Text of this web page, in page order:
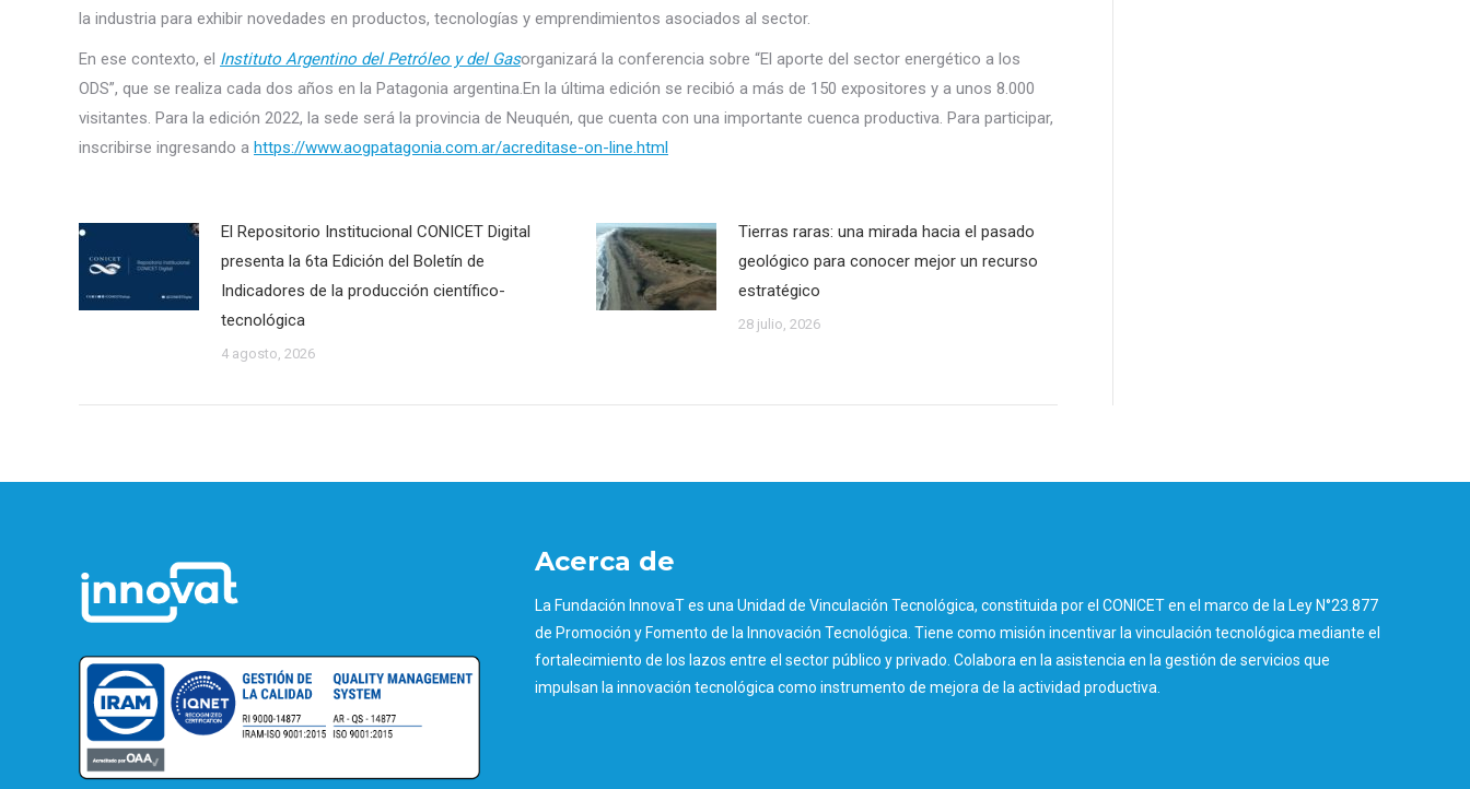
la industria para exhibir novedades en productos, tecnologías y emprendimientos asociados al sector.
En ese contexto, el Instituto Argentino del Petróleo y del Gasorganizará la conferencia sobre “El aporte del sector energético a los
ODS”, que se realiza cada dos años en la Patagonia argentina.En la última edición se recibió a más de 150 expositores y a unos 8.000
visitantes. Para la edición 2022, la sede será la provincia de Neuquén, que cuenta con una importante cuenca productiva. Para participar,
inscribirse ingresando a https://www.aogpatagonia.com.ar/acreditase-on-line.html
El Repositorio Institucional CONICET Digital
presenta la 6ta Edición del Boletín de
Indicadores de la producción científico-
tecnológica
4 agosto, 2026
Tierras raras: una mirada hacia el pasado
geológico para conocer mejor un recurso
estratégico
28 julio, 2026
Acerca de
La Fundación InnovaT es una Unidad de Vinculación Tecnológica, constituida por el CONICET en el marco de la Ley N°23.877
de Promoción y Fomento de la Innovación Tecnológica. Tiene como misión incentivar la vinculación tecnológica mediante el
fortalecimiento de los lazos entre el sector público y privado. Colabora en la asistencia en la gestión de servicios que
impulsan la innovación tecnológica como instrumento de mejora de la actividad productiva.